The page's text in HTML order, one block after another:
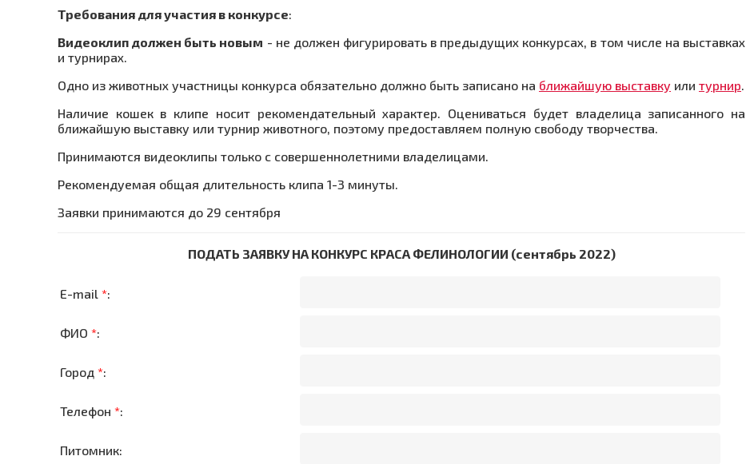
Требования для участия в конкурсе:
Видеоклип должен быть новым - не должен фигурировать в предыдущих конкурсах, в том числе на выставках
и турнирах.
Одно из животных участницы конкурса обязательно должно быть записано на ближайшую выставку или турнир.
Наличие кошек в клипе носит рекомендательный характер. Оцениваться будет владелица записанного на
ближайшую выставку или турнир животного, поэтому предоставляем полную свободу творчества.
Принимаются видеоклипы только с совершеннолетними владелицами.
Рекомендуемая общая длительность клипа 1-3 минуты.
Заявки принимаются до 29 сентября
ПОДАТЬ ЗАЯВКУ НА КОНКУРС КРАСА ФЕЛИНОЛОГИИ (сентябрь 2022)
E-mail *:
ФИО *:
Город *:
Телефон *:
Питомник: